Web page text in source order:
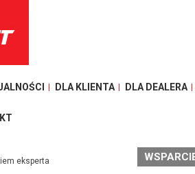
DLA KLIENTA DLA DEALERA
eksperta